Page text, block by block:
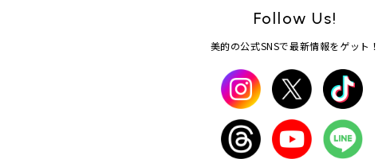
Follow Us!
美的の公式SNSで最新情報をゲット！